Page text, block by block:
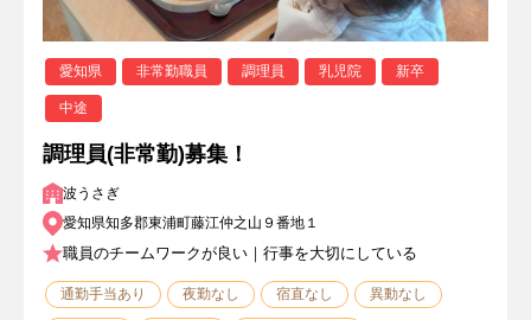
愛知県 非常勤職員 調理員 乳児院 新卒
中途
調理員(非常勤)募集！
波うさぎ
愛知県知多郡東浦町藤江仲之山９番地１
職員のチームワークが良い｜行事を大切にしている
通勤手当あり 夜勤なし 宿直なし 異動なし